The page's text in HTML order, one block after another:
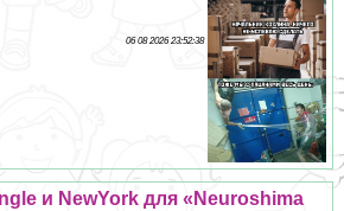
06 08 2026 23:52:38
и NewYork для «Neuroshima